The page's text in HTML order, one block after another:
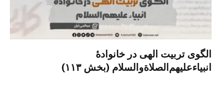
الگوی تربیت الهی در خانوادۀ
انبیاءعلیهم‌الصلاةو‌السلام (بخش ۱۱۳)